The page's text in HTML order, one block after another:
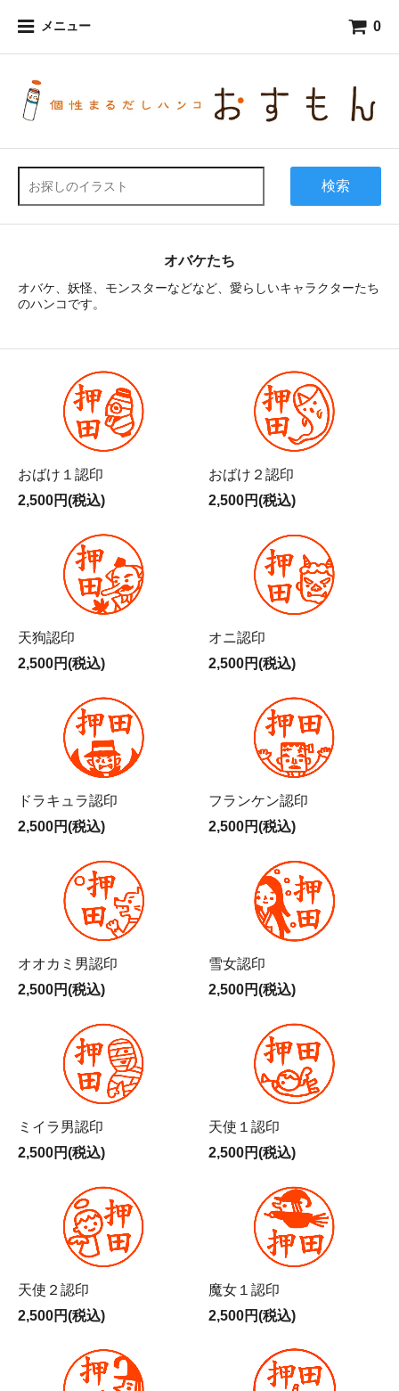
メニュー 0
検索
オバケたち
オバケ、妖怪、モンスターなどなど、愛らしいキャラクターたち
のハンコです。
おばけ１認印
2,500円(税込)
おばけ２認印
2,500円(税込)
天狗認印
2,500円(税込)
オニ認印
2,500円(税込)
ドラキュラ認印
2,500円(税込)
フランケン認印
2,500円(税込)
オオカミ男認印
2,500円(税込)
雪女認印
2,500円(税込)
ミイラ男認印
2,500円(税込)
天使１認印
2,500円(税込)
天使２認印
2,500円(税込)
魔女１認印
2,500円(税込)